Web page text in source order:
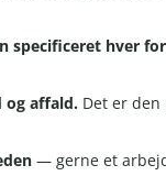
specificeret hver
og affald. Det er
— gerne et